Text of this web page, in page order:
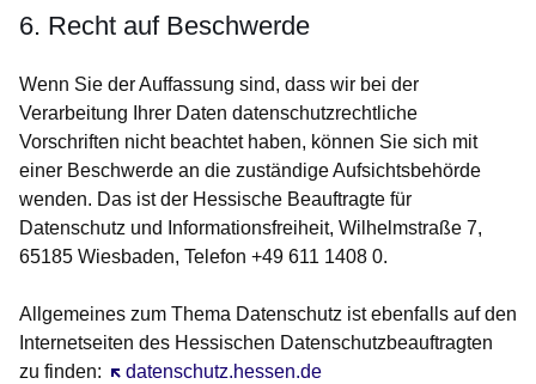
6. Recht auf Beschwerde
Wenn Sie der Auffassung sind, dass wir bei der
Verarbeitung Ihrer Daten datenschutzrechtliche
Vorschriften nicht beachtet haben, können Sie sich mit
einer Beschwerde an die zuständige Aufsichtsbehörde
wenden. Das ist der Hessische Beauftragte für
Datenschutz und Informationsfreiheit, Wilhelmstraße 7,
65185 Wiesbaden, Telefon +49 611 1408 0.
Allgemeines zum Thema Datenschutz ist ebenfalls auf den
Internetseiten des Hessischen Datenschutzbeauftragten
zu finden:
datenschutz.hessen.de
Öffnet sich in einem neuen Fenster